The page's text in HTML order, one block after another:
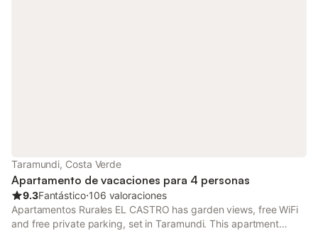
Taramundi, Costa Verde
Apartamento de vacaciones para 4 personas
9.3Fantástico⋅106 valoraciones
Apartamentos Rurales EL CASTRO has garden views, free WiFi
and free private parking, set in Taramundi. This apartment